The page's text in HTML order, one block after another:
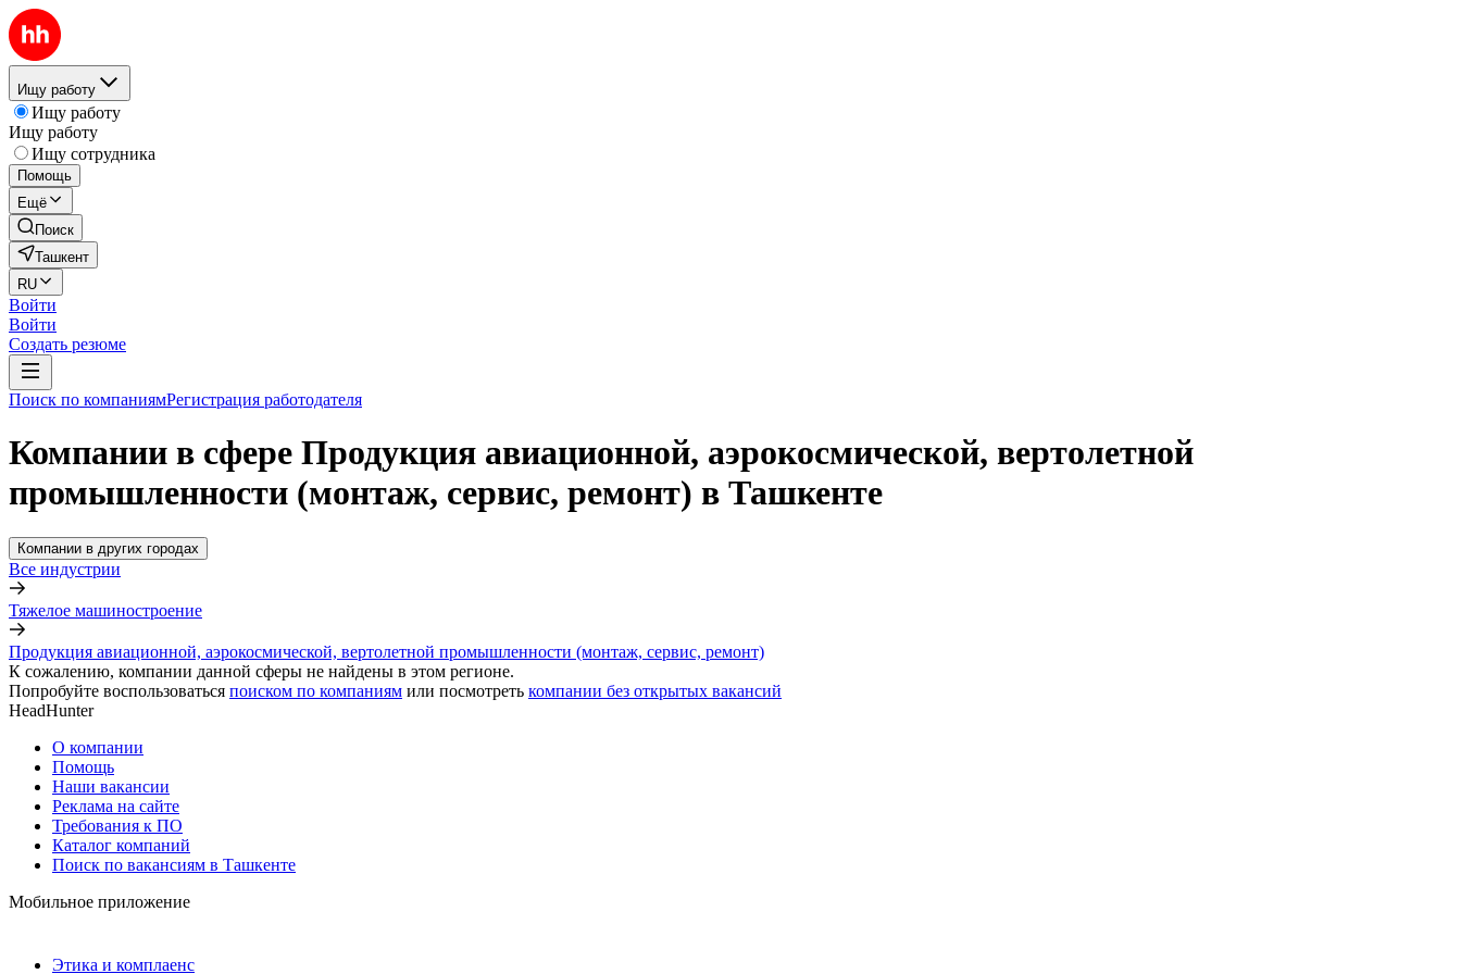
Ищу работу
Ищу работу
Ищу работу
Ищу сотрудника
Помощь
Ещё
Поиск
Ташкент
RU
Войти
Войти
Создать резюме
Поиск по компаниямРегистрация работодателя
Компании в сфере Продукция авиационной, аэрокосмической, вертолетной
промышленности (монтаж, сервис, ремонт) в Ташкенте
Компании в других городах
Все индустрии
Тяжелое машиностроение
Продукция авиационной, аэрокосмической, вертолетной промышленности (монтаж, сервис, ремонт)
К сожалению, компании данной сферы не найдены в этом регионе.
Попробуйте воспользоваться поиском по компаниям или посмотреть компании без открытых вакансий
HeadHunter
О компании
Помощь
Наши вакансии
Реклама на сайте
Требования к ПО
Каталог компаний
Поиск по вакансиям в Ташкенте
Мобильное приложение
Этика и комплаенс